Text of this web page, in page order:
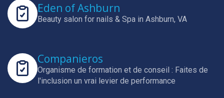
Eden of Ashburn
Beauty salon for nails & Spa in Ashburn, VA
Companieros
Organisme de formation et de conseil : Faites de
l'inclusion un vrai levier de performance